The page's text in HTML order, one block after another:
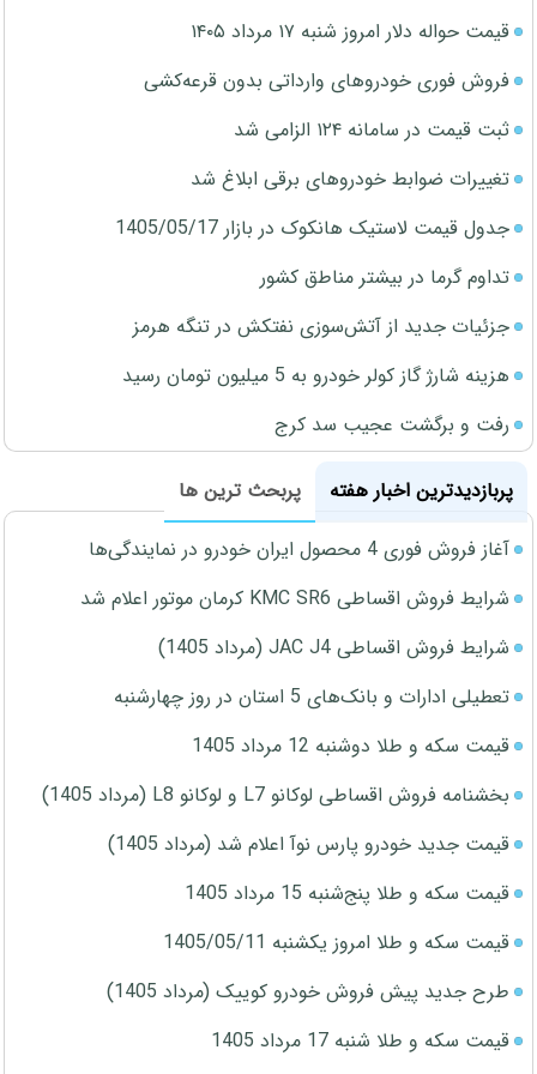
قیمت حواله دلار امروز شنبه ۱۷ مرداد ۱۴۰۵
فروش فوری خودروهای وارداتی بدون قرعه‌کشی
ثبت قیمت در سامانه ۱۲۴ الزامی شد
تغییرات ضوابط خودروهای برقی ابلاغ شد
جدول قیمت لاستیک هانکوک در بازار 1405/05/17
تداوم گرما در بیشتر مناطق کشور
جزئیات جدید از آتش‌سوزی نفتکش در تنگه هرمز
هزینه شارژ گاز کولر خودرو به 5 میلیون تومان رسید
رفت و برگشت عجیب سد کرج
پربازدیدترین اخبار هفته
پربحث ترین ها
آغاز فروش فوری 4 محصول ایران خودرو در نمایندگی‌ها
شرایط فروش اقساطی KMC SR6 کرمان موتور اعلام شد
شرایط فروش اقساطی JAC J4 (مرداد 1405)
تعطیلی ادارات و بانک‌های 5 استان در روز چهارشنبه
قیمت سکه و طلا دوشنبه 12 مرداد 1405
بخشنامه فروش اقساطی لوکانو L7 و لوکانو L8 (مرداد 1405)
قیمت جدید خودرو پارس نوآ اعلام شد (مرداد 1405)
قیمت سکه و طلا پنج‌شنبه 15 مرداد 1405
قیمت سکه و طلا امروز یکشنبه 1405/05/11
طرح جدید پیش فروش خودرو کوییک (مرداد 1405)
قیمت سکه و طلا شنبه 17 مرداد 1405